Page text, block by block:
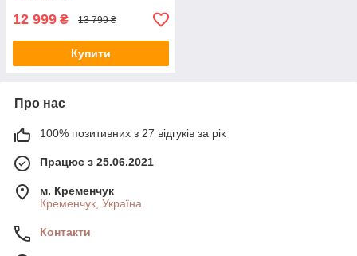
12 999 ₴ 13 799 ₴
Купити
Про нас
100% позитивних з 27 відгуків за рік
Працює з 25.06.2021
м. Кременчук
Кременчук, Україна
Контакти